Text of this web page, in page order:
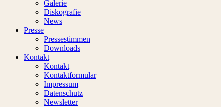
Ga­le­rie
Dis­ko­gra­fie
News
Pres­se
Pres­se­stim­men
Down­loads
Kon­takt
Kon­takt
Kon­takt­for­mu­lar
Im­pres­sum
Da­ten­schutz
News­let­ter